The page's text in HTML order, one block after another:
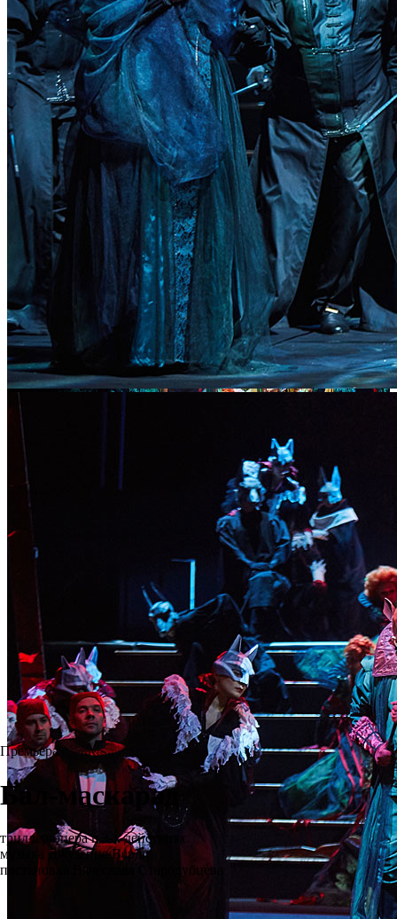
Премьера
Бал-маскарад
триллер-опера в 3-х действиях
музыка Джузеппе Верди
постановка Вячеслава Стародубцева